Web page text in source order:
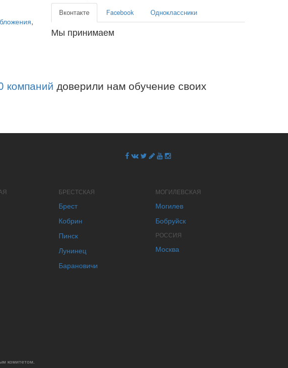
,
Вконтакте Facebook Одноклассники
Мы принимаем
компаний доверили нам обучение своих
БРЕСТСКАЯ
Брест
Кобрин
Пинск
Лунинец
Барановичи
МОГИЛЕВСКАЯ
Могилев
Бобруйск
РОССИЯ
Москва
комитетом.